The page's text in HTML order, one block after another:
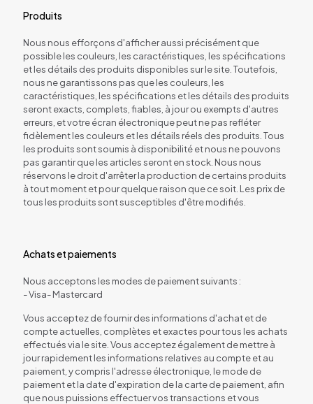
Produits
Nous nous efforçons d'afficher aussi précisément que
possible les couleurs, les caractéristiques, les spécifications
et les détails des produits disponibles sur le site. Toutefois,
nous ne garantissons pas que les couleurs, les
caractéristiques, les spécifications et les détails des produits
seront exacts, complets, fiables, à jour ou exempts d'autres
erreurs, et votre écran électronique peut ne pas refléter
fidèlement les couleurs et les détails réels des produits. Tous
les produits sont soumis à disponibilité et nous ne pouvons
pas garantir que les articles seront en stock. Nous nous
réservons le droit d'arrêter la production de certains produits
à tout moment et pour quelque raison que ce soit. Les prix de
tous les produits sont susceptibles d'être modifiés.
Achats et paiements
Nous acceptons les modes de paiement suivants :
- Visa- Mastercard
Vous acceptez de fournir des informations d'achat et de
compte actuelles, complètes et exactes pour tous les achats
effectués via le site. Vous acceptez également de mettre à
jour rapidement les informations relatives au compte et au
paiement, y compris l'adresse électronique, le mode de
paiement et la date d'expiration de la carte de paiement, afin
que nous puissions effectuer vos transactions et vous